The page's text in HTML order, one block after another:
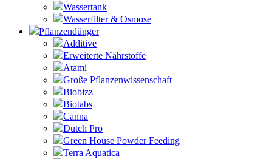
Wassertank
Wasserfilter & Osmose
Pflanzendünger
Additive
Erweiterte Nährstoffe
Atami
Große Pflanzenwissenschaft
Biobizz
Biotabs
Canna
Dutch Pro
Green House Powder Feeding
Terra Aquatica